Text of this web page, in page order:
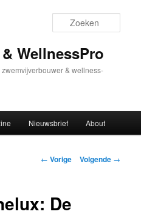
WellnessPro
& wellness-
Nieuwsbrief About
Bericht
← Vorige Volgende →
De